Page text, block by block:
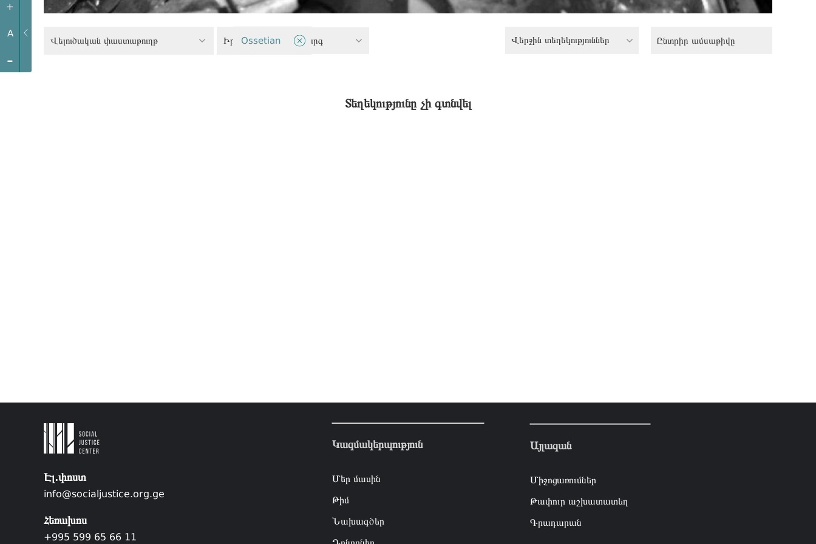
+
A
-
Վելուծական փաստաթուղթ Իրավապահ համակարգ
Ossetian Վերջին տեղեկություններ
Տեղեկությունը չի գտնվել
Էլ.փոստ
info@socialjustice.org.ge
Հեռախոս
+995 599 65 66 11
Կազմակերպություն
Մեր մասին
Թիմ
Նախագծեր
Այլազան
Միջոցառումներ
Թափուր աշխատատեղ
Գրադարան